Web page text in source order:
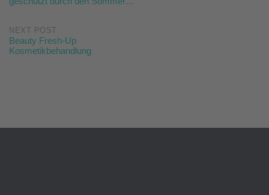
navigation
NEXT POST
Beauty Fresh-Up
Kosmetikbehandlung